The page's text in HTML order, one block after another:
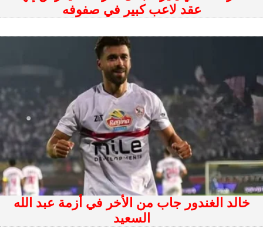
عقد لاعب كبير في صفوفه
خالد الغندور جاب من الأخر في أزمة عبد الله
السعيد